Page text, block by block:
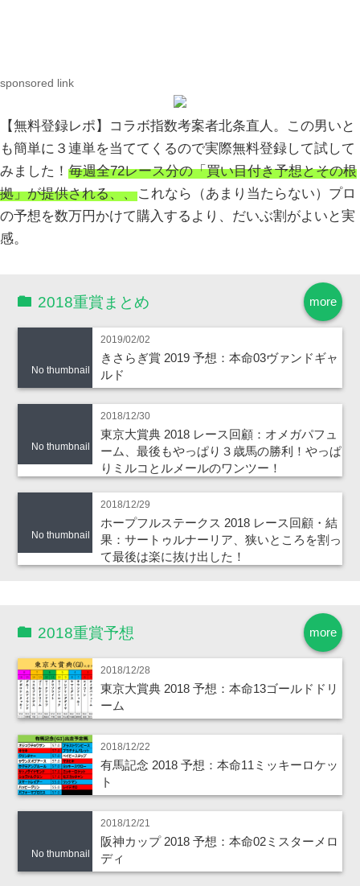
sponsored link
【無料登録レポ】コラボ指数考案者北条直人。この男いと
も簡単に３連単を当ててくるので実際無料登録して試して
みました！ 毎週全72レース分の「買い目付き予想とその根
拠」が提供される、、これなら（あまり当たらない）プロ
の予想を数万円かけて購入するより、だいぶ割がよいと実
感。
more
2018重賞まとめ
No thumbnail
2019/02/02
きさらぎ賞 2019 予想：本命03ヴァンドギャ
ルド
No thumbnail
2018/12/30
東京大賞典 2018 レース回顧：オメガパフュ
ーム、最後もやっぱり３歳馬の勝利！やっぱ
りミルコとルメールのワンツー！
No thumbnail
2018/12/29
ホープフルステークス 2018 レース回顧・結
果：サートゥルナーリア、狭いところを割っ
て最後は楽に抜け出した！
more
2018重賞予想
2018/12/28
東京大賞典 2018 予想：本命13ゴールドドリ
ーム
2018/12/22
有馬記念 2018 予想：本命11ミッキーロケッ
ト
No thumbnail
2018/12/21
阪神カップ 2018 予想：本命02ミスターメロ
ディ